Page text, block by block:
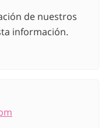
de nuestros
información.